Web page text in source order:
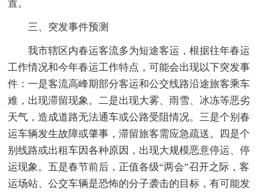
置。
三、突发事件预测
我市辖区内春运客流多为短途客运，根据往年春运
工作情况和今年春运工作特点，可能会出现以下突发事
件：一是客流高峰期部分客运和公交线路沿途旅客乘车
难，出现滞留现象。二是出现大雾、雨雪、冰冻等恶劣
天气，造成道路无法通车或公路受阻情况。三是个别春
运车辆发生故障或肇事，滞留旅客需应急疏送。四是个
别线路或出租车因各种原因，出现大规模恶意停运、停
运现象。五是春节前后，正值各级“两会”召开之际，客
运场站、公交车辆是恐怖的分子袭击的目标，有可能发